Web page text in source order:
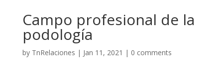
Campo profesional de la
podología
by TnRelaciones | Jan 11, 2021 | 0 comments